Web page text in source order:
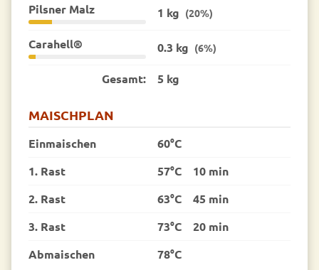
Pilsner Malz 1 kg (20%)
Carahell® 0.3 kg (6%)
Gesamt: 5 kg
MAISCHPLAN
Einmaischen
60°C
1. Rast
57°C
10 min
2. Rast
63°C
45 min
3. Rast
73°C
20 min
Abmaischen
78°C